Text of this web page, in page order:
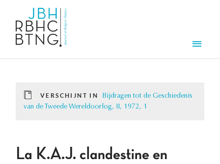
VERSCHIJNT IN
Bijdragen tot de Geschiedenis
van de Tweede Wereldoorlog, II, 1972, 1
La K.A.J. clandestine en